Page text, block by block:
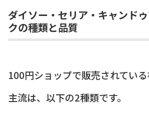
ダイソー・セリア・キャンド
クの種類と品質
100円ショップで販売されてい
主流は、以下の2種類です。